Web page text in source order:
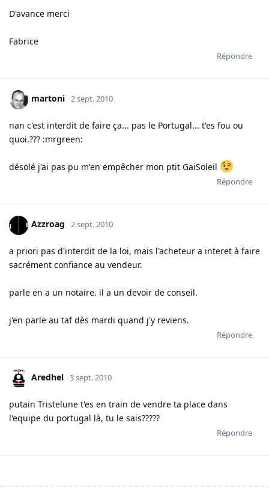
D'avance merci
Fabrice
Répondre
martoni 2 sept. 2010
nan c'est interdit de faire ça... pas le Portugal... t'es fou ou
quoi.??? :mrgreen:
désolé j'ai pas pu m'en empêcher mon ptit GaiSoleil
Répondre
Azzroag 2 sept. 2010
a priori pas d'interdit de la loi, mais l'acheteur a interet à faire
sacrément confiance au vendeur.
parle en a un notaire. il a un devoir de conseil.
j'en parle au taf dès mardi quand j'y reviens.
Répondre
Aredhel 3 sept. 2010
putain Tristelune t'es en train de vendre ta place dans
l'equipe du portugal là, tu le sais?????
Répondre